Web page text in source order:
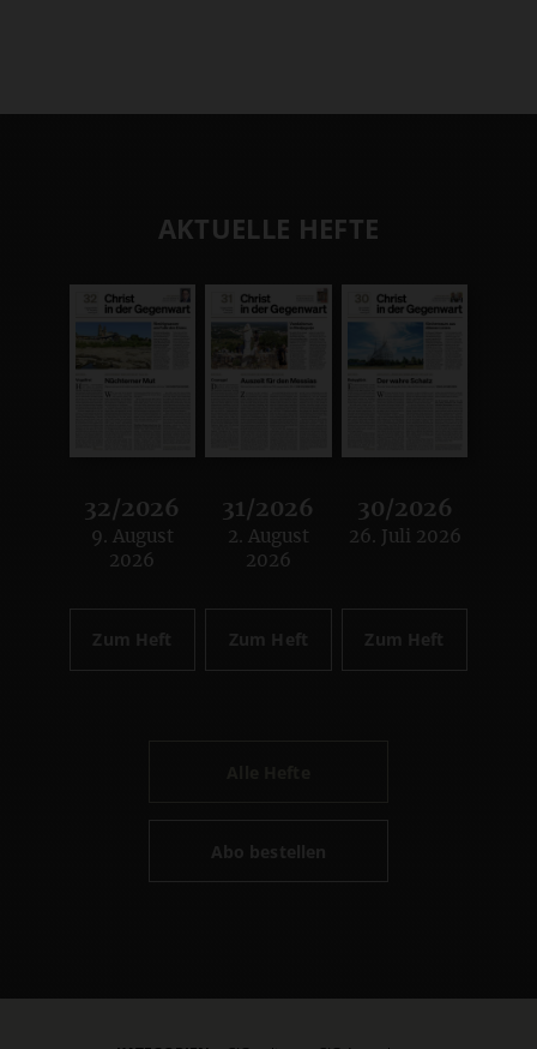
AKTUELLE HEFTE
32/2026
:
9. August
2026
Zum Heft
31/2026
:
2. August
2026
Zum Heft
30/2026
:
26. Juli 2026
Zum Heft
Abo bestellen